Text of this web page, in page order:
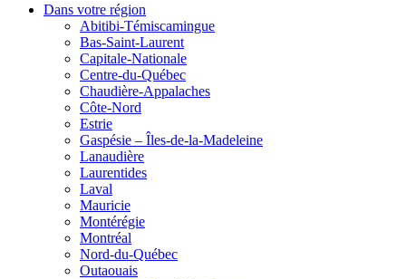
Dans votre région
Abitibi-Témiscamingue
Bas-Saint-Laurent
Capitale-Nationale
Centre-du-Québec
Chaudière-Appalaches
Côte-Nord
Estrie
Gaspésie – Îles-de-la-Madeleine
Lanaudière
Laurentides
Laval
Mauricie
Montérégie
Montréal
Nord-du-Québec
Outaouais